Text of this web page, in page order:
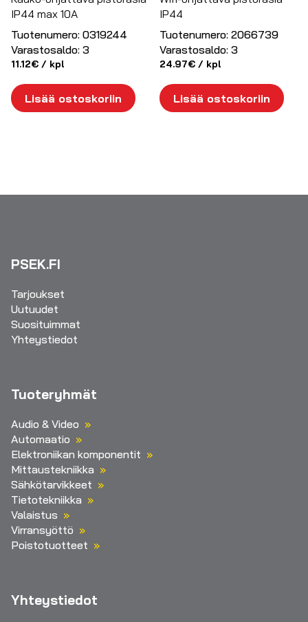
IP44 max 10A
Tuotenumero: 0319244
Varastosaldo: 3
11.12€ / kpl
Lisää ostoskoriin
IP44
Tuotenumero: 2066739
Varastosaldo: 3
24.97€ / kpl
Lisää ostoskoriin
PSEK.FI
Tarjoukset
Uutuudet
Suosituimmat
Yhteystiedot
Tuoteryhmät
Audio & Video
Automaatio
Elektroniikan komponentit
Mittaustekniikka
Sähkötarvikkeet
Tietotekniikka
Valaistus
Virransyöttö
Poistotuotteet
Yhteystiedot